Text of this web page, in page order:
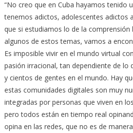
“No creo que en Cuba hayamos tenido
tenemos adictos, adolescentes adictos
que si estudiamos lo de la comprensión
algunos de estos temas, vamos a
Es imposible vivir en el mundo virtual
pasión irracional, tan dependiente de lo
y cientos de gentes en el mundo. Hay
estas comunidades digitales son muy
integradas por personas que viven en
pero todos están en tiempo real
opina en las redes, que no es de